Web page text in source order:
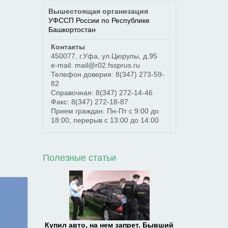
Вышестоящая организация
УФССП России по Республике
Башкортостан
Контакты
450077
г.Уфа ул.Цюрупы, д.95
e-mail: mail@r02.fssprus.ru
Телефон доверия: 8(347) 273-59-
82
Справочная: 8(347) 272-14-46
Факс: 8(347) 272-18-87
Прием граждан: Пн-Пт с 9:00 до
18:00, перерыв с 13:00 до 14:00
Полезные статьи
Купил авто, на нем запрет. Бывший